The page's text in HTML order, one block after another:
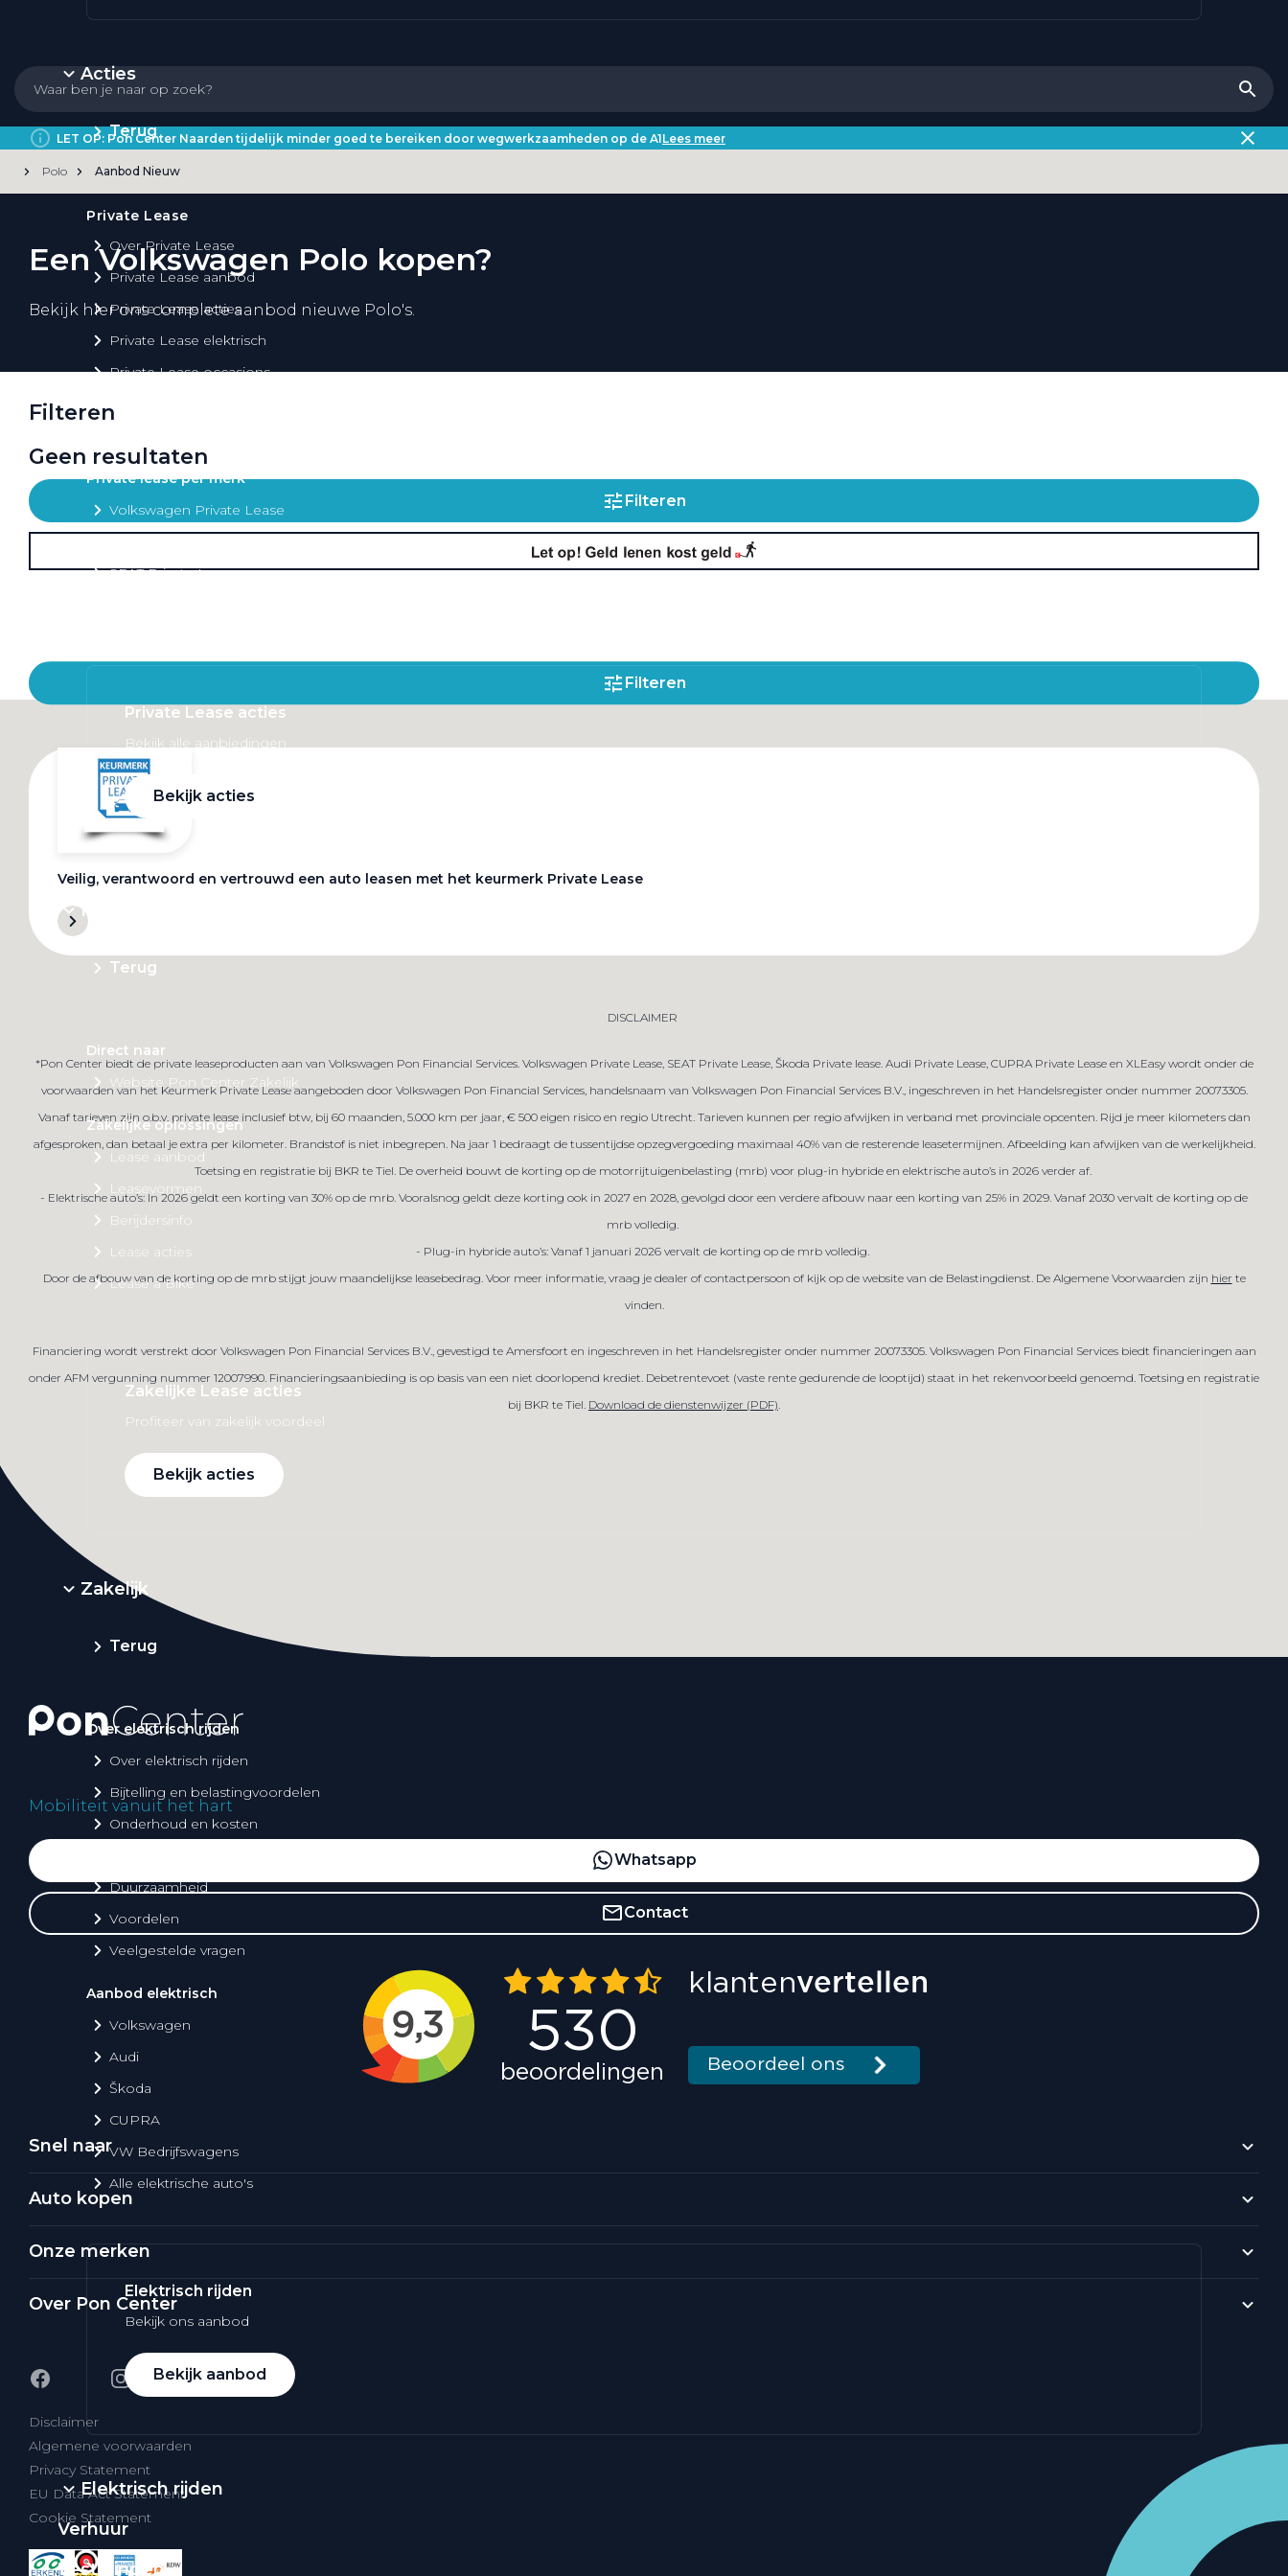
Acties
Terug
Private Lease
Over Private Lease
Private Lease aanbod
Private Lease acties
Private Lease elektrisch
Private Lease occasions
Private lease per merk
Volkswagen Private Lease
SEAT Private Lease
Private Lease acties
Bekijk alle aanbiedingen
Bekijk acties
Private Lease
Terug
Direct naar
Website Pon Center Zakelijk
Zakelijke oplossingen
Lease aanbod
Leasevormen
Berijdersinfo
Lease acties
Lease a Bike
Zakelijke Lease acties
Profiteer van zakelijk voordeel
Bekijk acties
Zakelijk
Terug
Over elektrisch rijden
Over elektrisch rijden
Bijtelling en belastingvoordelen
Onderhoud en kosten
Duurzaamheid
Voordelen
Veelgestelde vragen
Aanbod elektrisch
Volkswagen
Audi
Škoda
CUPRA
VW Bedrijfswagens
Alle elektrische auto's
Elektrisch rijden
Bekijk ons aanbod
Bekijk aanbod
Elektrisch rijden
Verhuur
Vestigingen
LET OP: Pon Center Naarden tijdelijk minder goed te bereiken door wegwerkzaamheden op de A1Lees meer
Polo Aanbod Nieuw
Een Volkswagen Polo kopen?
Bekijk hier ons complete aanbod nieuwe Polo's.
Filteren
Geen resultaten
Filteren
Filteren
Veilig, verantwoord en vertrouwd een auto leasen met het keurmerk Private Lease
DISCLAIMER
*Pon Center biedt de private leaseproducten aan van Volkswagen Pon Financial Services. Volkswagen Private Lease, SEAT Private Lease, Škoda Private lease. Audi Private Lease, CUPRA Private Lease en XLEasy wordt onder de
voorwaarden van het Keurmerk Private Lease aangeboden door Volkswagen Pon Financial Services, handelsnaam van Volkswagen Pon Financial Services B.V., ingeschreven in het Handelsregister onder nummer 20073305.
Vanaf tarieven zijn o.b.v. private lease inclusief btw, bij 60 maanden, 5.000 km per jaar, € 500 eigen risico en regio Utrecht. Tarieven kunnen per regio afwijken in verband met provinciale opcenten. Rijd je meer kilometers dan
afgesproken, dan betaal je extra per kilometer. Brandstof is niet inbegrepen. Na jaar 1 bedraagt de tussentijdse opzegvergoeding maximaal 40% van de resterende leasetermijnen. Afbeelding kan afwijken van de werkelijkheid.
Toetsing en registratie bij BKR te Tiel. De overheid bouwt de korting op de motorrijtuigenbelasting (mrb) voor plug-in hybride en elektrische auto’s in 2026 verder af.
- Elektrische auto’s: In 2026 geldt een korting van 30% op de mrb. Vooralsnog geldt deze korting ook in 2027 en 2028, gevolgd door een verdere afbouw naar een korting van 25% in 2029. Vanaf 2030 vervalt de korting op de
mrb volledig.
- Plug-in hybride auto’s: Vanaf 1 januari 2026 vervalt de korting op de mrb volledig.
Door de afbouw van de korting op de mrb stijgt jouw maandelijkse leasebedrag. Voor meer informatie, vraag je dealer of contactpersoon of kijk op de website van de Belastingdienst. De Algemene Voorwaarden zijn hier te
vinden.
Financiering wordt verstrekt door Volkswagen Pon Financial Services B.V., gevestigd te Amersfoort en ingeschreven in het Handelsregister onder nummer 20073305. Volkswagen Pon Financial Services biedt financieringen aan
onder AFM vergunning nummer 12007990. Financieringsaanbieding is op basis van een niet doorlopend krediet. Debetrentevoet (vaste rente gedurende de looptijd) staat in het rekenvoorbeeld genoemd. Toetsing en registratie
bij BKR te Tiel. Download de dienstenwijzer (PDF).
Mobiliteit vanuit het hart
Whatsapp
Contact
Snel naar
Auto kopen
Onze merken
Over Pon Center
Disclaimer
Algemene voorwaarden
Privacy Statement
EU Data Act Statement
Cookie Statement